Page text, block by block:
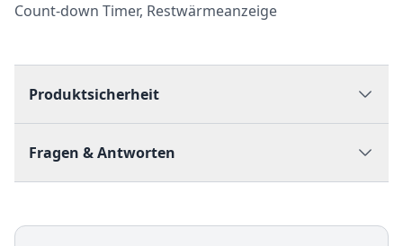
Count-down Timer, Restwärmeanzeige
Produktsicherheit
Fragen & Antworten